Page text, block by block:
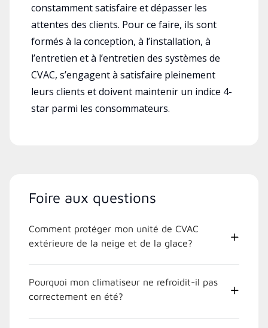
constamment satisfaire et dépasser les
attentes des clients. Pour ce faire, ils sont
formés à la conception, à l’installation, à
l’entretien et à l’entretien des systèmes de
CVAC, s’engagent à satisfaire pleinement
leurs clients et doivent maintenir un indice 4-
star parmi les consommateurs.
Foire aux questions
Comment protéger mon unité de CVAC
extérieure de la neige et de la glace?
Pourquoi mon climatiseur ne refroidit-il pas
correctement en été?